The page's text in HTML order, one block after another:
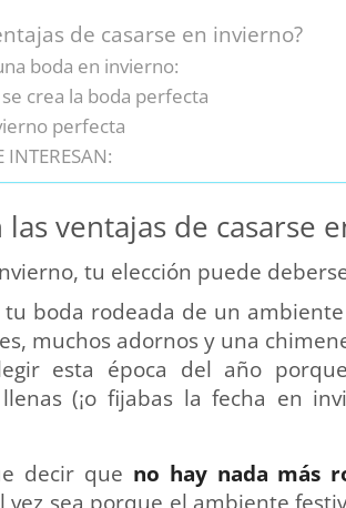
de casarse en invierno?
boda en invierno:
crea la boda perfecta
perfecta
INTERESAN:
las ventajas de casarse
tu elección puede
boda rodeada de un
muchos adornos y una
esta época del año
(¡o fijabas la fecha en
decir que no hay nada más
vez sea porque el ambiente